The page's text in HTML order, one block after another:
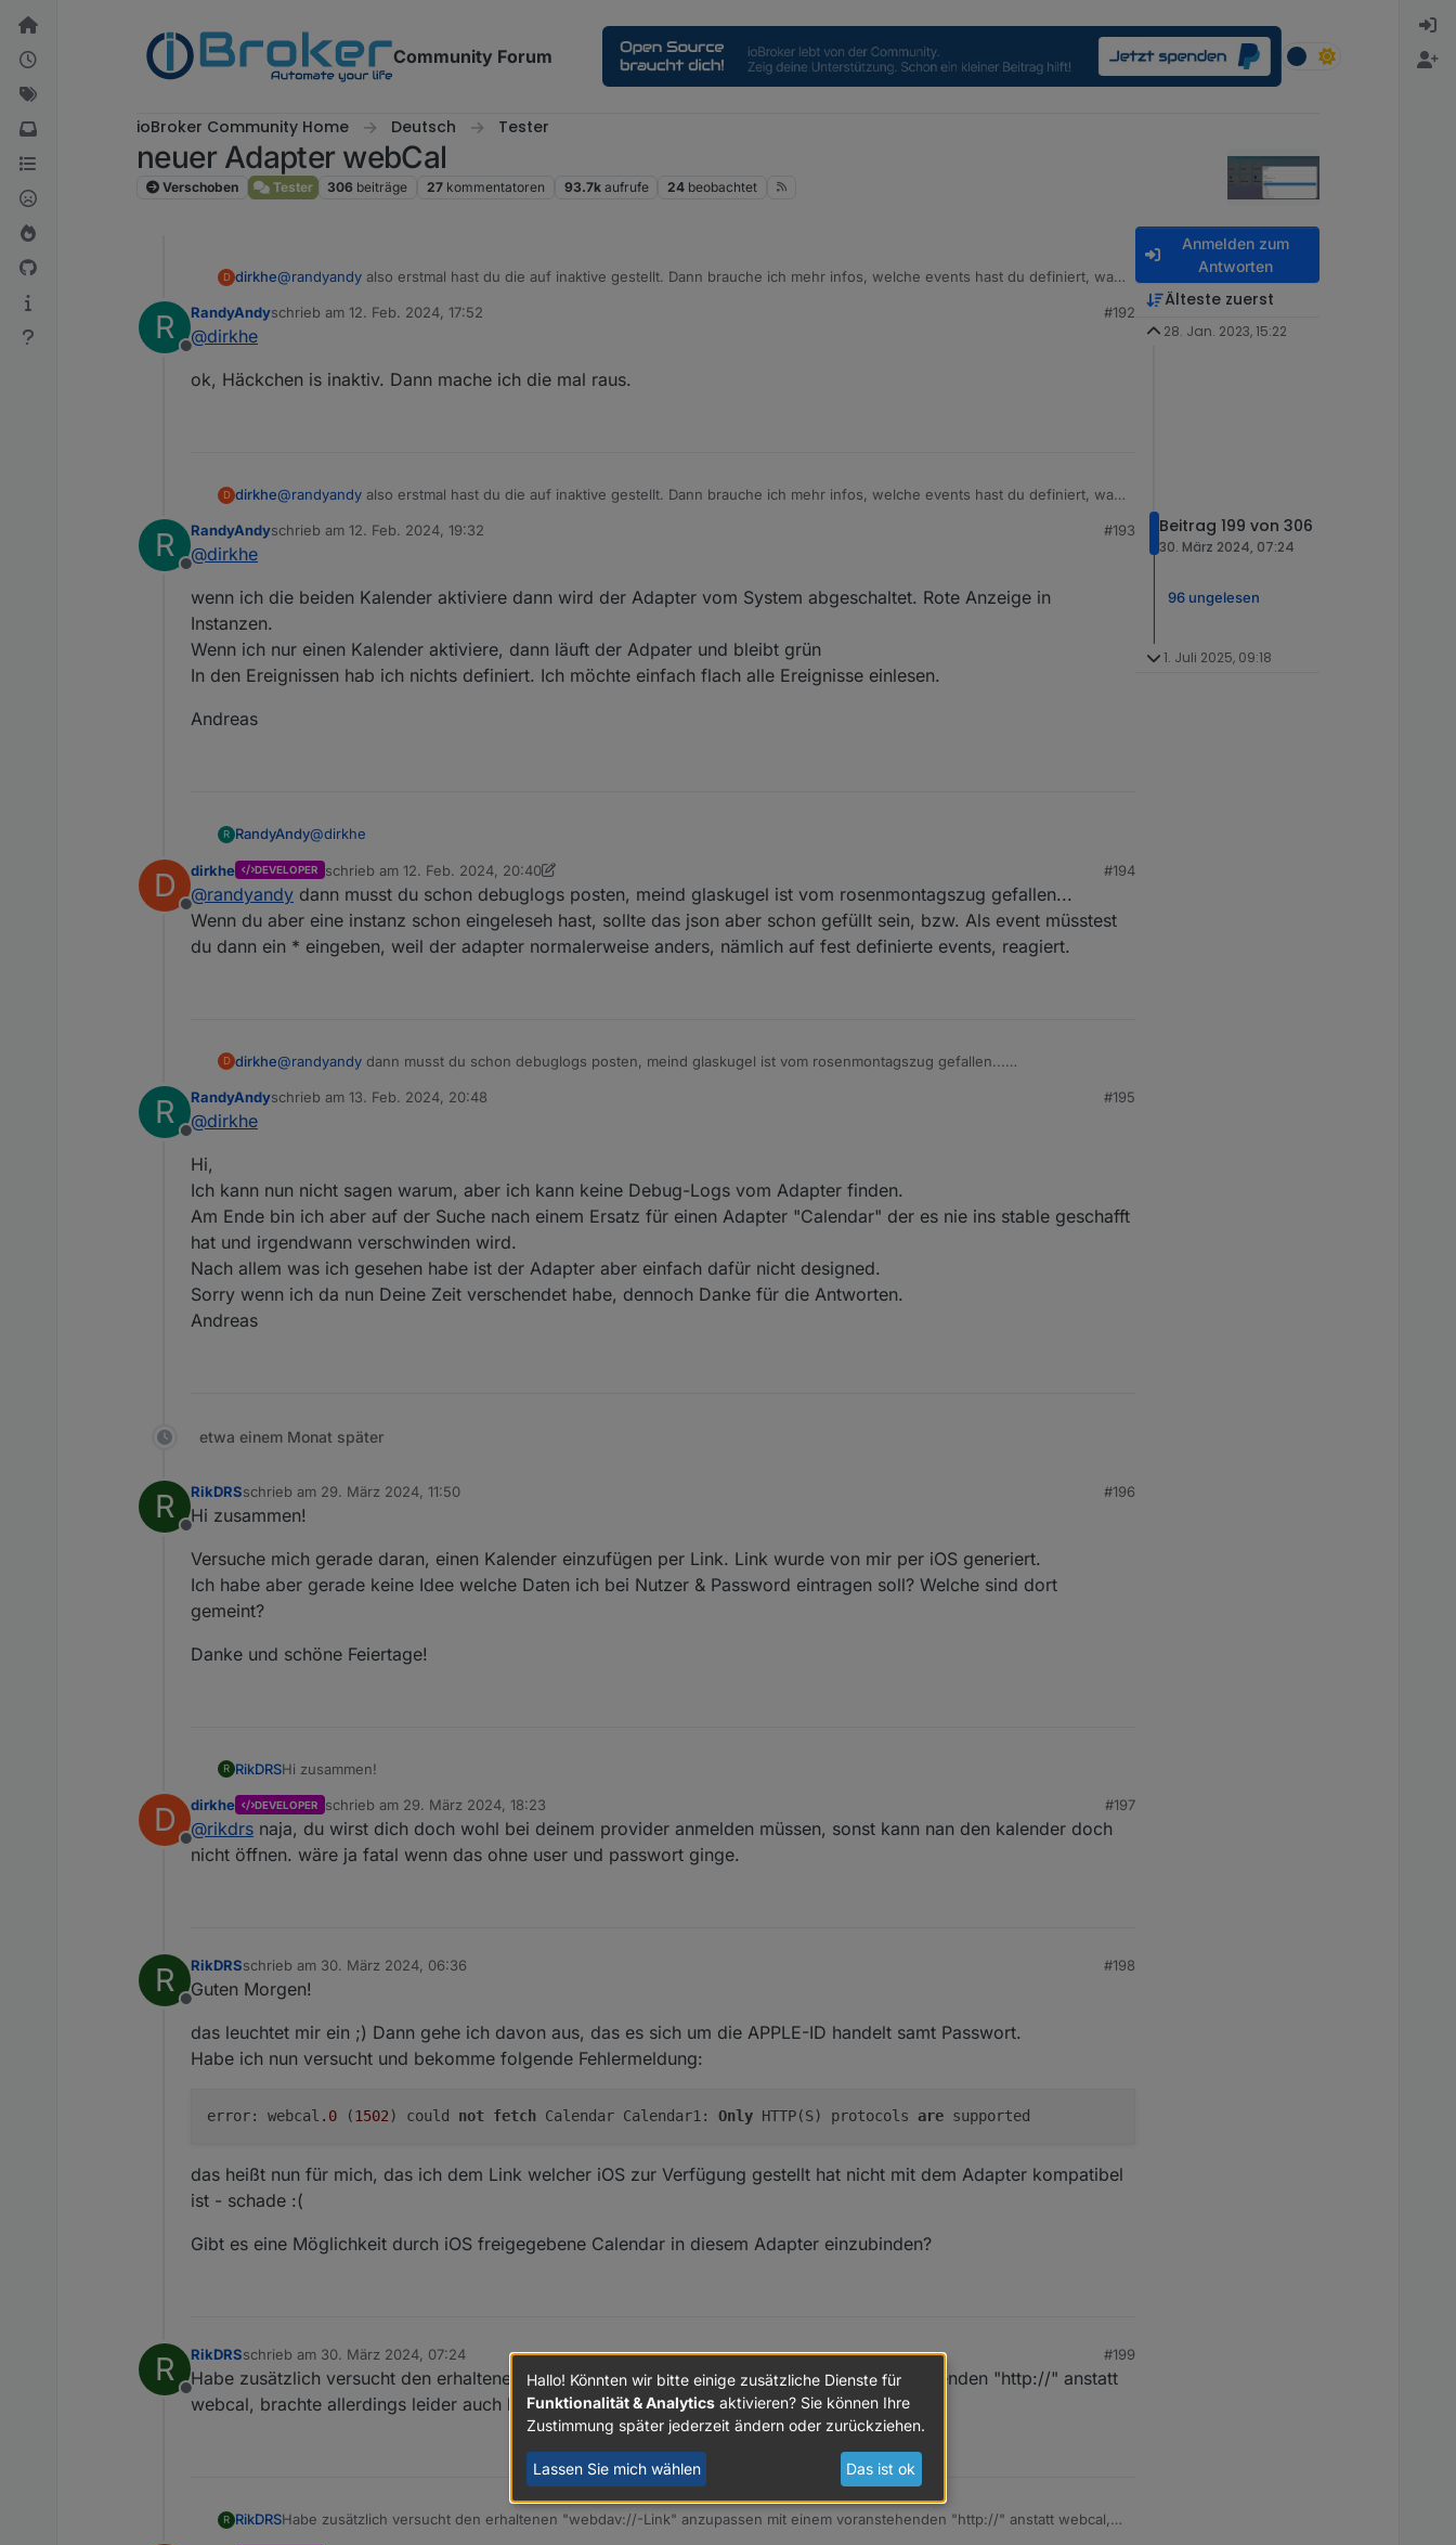
Weiter zum Inhalt
Community Forum
ioBroker Community Home Deutsch Tester
neuer Adapter webCal
Verschoben Tester 306 beiträge 27 kommentatoren 93.7k aufrufe 24 beobachtet
D dirkhe@randyandy also erstmal hast du die auf inaktive gestellt. Dann brauche ich mehr infos, welche events hast du definiert, was
R
Offline
RandyAndyschrieb am 12. Feb. 2024, 17:52
zuletzt editiert von
#192
@dirkhe
ok, Häckchen is inaktiv. Dann mache ich die mal raus.
D dirkhe@randyandy also erstmal hast du die auf inaktive gestellt. Dann brauche ich mehr infos, welche events hast du definiert, was
R
Offline
RandyAndyschrieb am 12. Feb. 2024, 19:32
zuletzt editiert von
#193
@dirkhe
wenn ich die beiden Kalender aktiviere dann wird der Adapter vom System abgeschaltet. Rote Anzeige in
Instanzen.
Wenn ich nur einen Kalender aktiviere, dann läuft der Adpater und bleibt grün
In den Ereignissen hab ich nichts definiert. Ich möchte einfach flach alle Ereignisse einlesen.
Andreas
R RandyAndy@dirkhe
wenn ich die beiden Kalender aktiviere dann wird der Adapter vom System abgeschaltet. Rote Anzeige in Instanzen.
Wenn ich nur einen Kalender aktiviere, dann läuft der Adpater und bleibt grün
In den Ereignissen hab ich nichts definiert. Ich möchte einfach flach alle Ereignisse einlesen.
Andreas
D
Offline
dirkhe DEVELOPER schrieb am 12. Feb. 2024, 20:40
zuletzt editiert von dirkhe
#194
@randyandy dann musst du schon debuglogs posten, meind glaskugel ist vom rosenmontagszug gefallen...
Wenn du aber eine instanz schon eingeleseh hast, sollte das json aber schon gefüllt sein, bzw. Als event müsstest
du dann ein * eingeben, weil der adapter normalerweise anders, nämlich auf fest definierte events, reagiert.
D dirkhe@randyandy dann musst du schon debuglogs posten, meind glaskugel ist vom rosenmontagszug gefallen...
ein * eingeben, weil der adapter normalerweise anders, nämlich auf fest definierte events, reagiert.
R
Offline
RandyAndyschrieb am 13. Feb. 2024, 20:48
zuletzt editiert von
#195
@dirkhe
Hi,
Ich kann nun nicht sagen warum, aber ich kann keine Debug-Logs vom Adapter finden.
Am Ende bin ich aber auf der Suche nach einem Ersatz für einen Adapter "Calendar" der es nie ins stable geschafft
hat und irgendwann verschwinden wird.
Nach allem was ich gesehen habe ist der Adapter aber einfach dafür nicht designed.
Sorry wenn ich da nun Deine Zeit verschendet habe, dennoch Danke für die Antworten.
Andreas
etwa einem Monat später
R
Offline
RikDRSschrieb am 29. März 2024, 11:50
zuletzt editiert von
#196
Hi zusammen!
Versuche mich gerade daran, einen Kalender einzufügen per Link. Link wurde von mir per iOS generiert.
Ich habe aber gerade keine Idee welche Daten ich bei Nutzer & Password eintragen soll? Welche sind dort
gemeint?
Danke und schöne Feiertage!
R RikDRSHi zusammen!
Versuche mich gerade daran, einen Kalender einzufügen per Link. Link wurde von mir per iOS generiert.
Ich habe aber gerade keine Idee welche Daten ich bei Nutzer & Password eintragen soll? Welche sind dort gemeint?
Danke und schöne Feiertage!
D
Offline
dirkhe DEVELOPER schrieb am 29. März 2024, 18:23
zuletzt editiert von
#197
@rikdrs naja, du wirst dich doch wohl bei deinem provider anmelden müssen, sonst kann nan den kalender doch
nicht öffnen. wäre ja fatal wenn das ohne user und passwort ginge.
R
Offline
RikDRSschrieb am 30. März 2024, 06:36
zuletzt editiert von
#198
Guten Morgen!
das leuchtet mir ein ;) Dann gehe ich davon aus, das es sich um die APPLE-ID handelt samt Passwort.
Habe ich nun versucht und bekomme folgende Fehlermeldung:
error: webcal .0 (1502) could not fetch Calendar Calendar1: Only HTTP(S) protocols are supported
das heißt nun für mich, das ich dem Link welcher iOS zur Verfügung gestellt hat nicht mit dem Adapter kompatibel
ist - schade :(
Gibt es eine Möglichkeit durch iOS freigegebene Calendar in diesem Adapter einzubinden?
R
Offline
RikDRSschrieb am 30. März 2024, 07:24
zuletzt editiert von
#199
Habe zusätzlich versucht den erhaltenen "webdav://-Link" anzupassen mit einem voranstehenden "http://" anstatt
webcal, brachte allerdings leider auch kein Ergebnis
R RikDRSHabe zusätzlich versucht den erhaltenen "webdav://-Link" anzupassen mit einem voranstehenden "http://" anstatt webcal,
Anmelden zum
Antworten
Älteste zuerst
28. Jan. 2023, 15:22
Beitrag 199 von 306
30. März 2024, 07:24
96 ungelesen
1. Juli 2025, 09:18
Hallo! Könnten wir bitte einige zusätzliche Dienste für
Funktionalität & Analytics aktivieren? Sie können Ihre
Zustimmung später jederzeit ändern oder zurückziehen.
Lassen Sie mich wählen Das ist ok